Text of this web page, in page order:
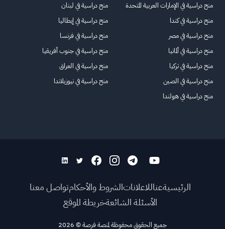
منح دراسية في الإمارات العربية المتحدة
منح دراسية في كندا
منح دراسية في مصر
منح دراسية في ألمانيا
منح دراسية في تركيا
منح دراسية في الصين
منح دراسية في هولندا
منح دراسية في لبنان
منح دراسية في إيطاليا
منح دراسية في فرنسا
منح دراسية في جنوب أفريقيا
منح دراسية في العراق
منح دراسية في نيوزيلاندا
الرئيسيةعناللاعلاناتالشروط والأحكامتواصل معنا
الأسئلة الشائعةخريطة الموقع
جميع الحقوق محفوظة لمنصة فرصة©
2026